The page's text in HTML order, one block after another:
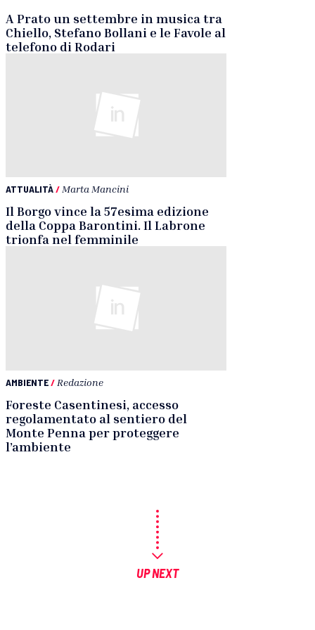
A Prato un settembre in musica tra
Chiello, Stefano Bollani e le Favole al
telefono di Rodari
ATTUALITÀ/ Marta Mancini
Il Borgo vince la 57esima edizione
della Coppa Barontini. Il Labrone
trionfa nel femminile
AMBIENTE/ Redazione
Foreste Casentinesi, accesso
regolamentato al sentiero del
Monte Penna per proteggere
l’ambiente
UP NEXT